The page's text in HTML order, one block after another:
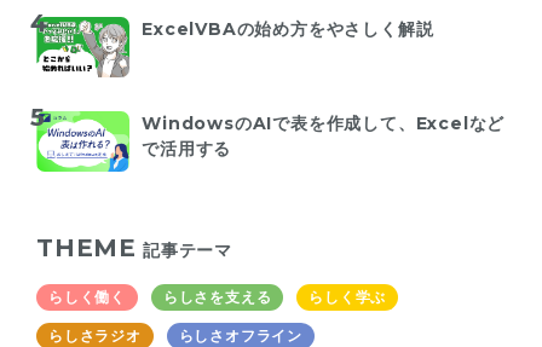
ExcelVBAの始め方をやさしく解説
WindowsのAIで表を作成して、Excelなど
で活用する
THEME 記事テーマ
らしく働く らしさを支える らしく学ぶ
らしさラジオ らしさオフライン